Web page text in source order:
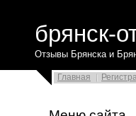
брянск-
Отзывы Брянска и
Главная